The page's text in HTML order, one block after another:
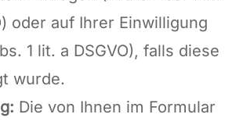
oder auf Ihrer Einwilligung
1 lit. a DSGVO), falls diese
wurde.
Die von Ihnen im Formular